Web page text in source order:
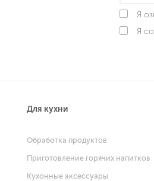
Я
Я
Для кухни
Обработка продуктов
Приготовление горячих напитков
Кухонные аксессуары